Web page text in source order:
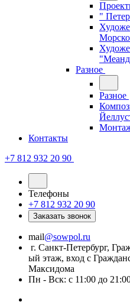
"
Разное
Разное
Контакты
+7 812 932 20 90
Телефоны
+7 812 932 20 90
Заказать звонок
mail@sowpol.ru
г. Санкт-Петербург,
ый этаж, вход с
Максидома
Пн - Вск: с 11:00 до